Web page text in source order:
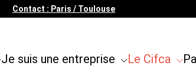
Contact : Paris / Toulouse
Je suis une entreprise Le Cifca